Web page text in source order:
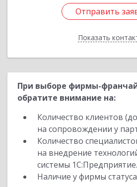
Отправить
Показать
Отправить
Назад
При выборе фирмы-
обратите внимание на:
Количество клиентов
на сопровождении у
Количество
на внедрение
системы 1С:Предприятие.
Наличие у фирмы статуса